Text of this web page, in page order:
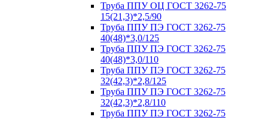
Труба ППУ ОЦ ГОСТ 3262-75
15(21,3)*2,5/90
Труба ППУ ПЭ ГОСТ 3262-75
40(48)*3,0/125
Труба ППУ ПЭ ГОСТ 3262-75
40(48)*3,0/110
Труба ППУ ПЭ ГОСТ 3262-75
32(42,3)*2,8/125
Труба ППУ ПЭ ГОСТ 3262-75
32(42,3)*2,8/110
Труба ППУ ПЭ ГОСТ 3262-75